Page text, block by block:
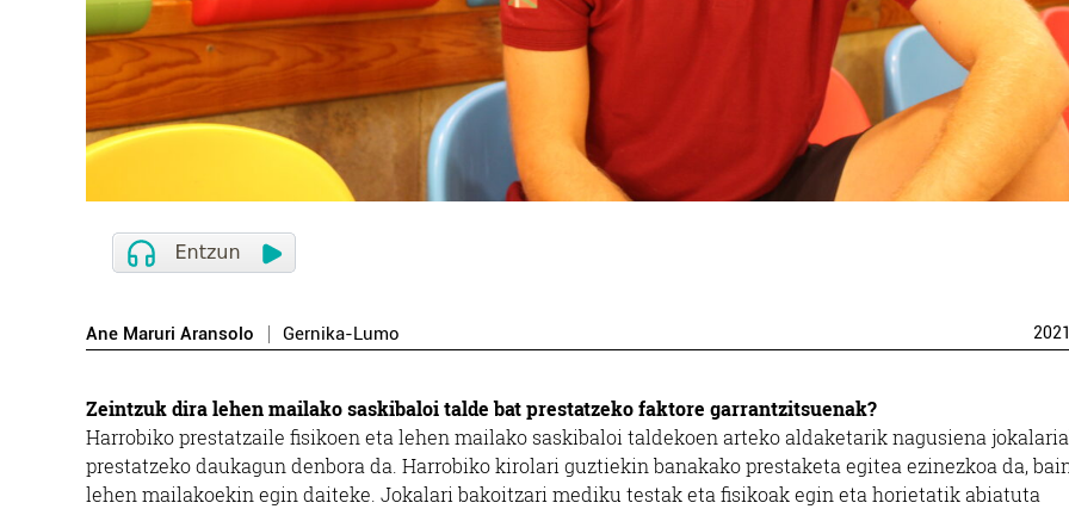
Ane Maruri Aransolo Gernika-Lumo 2021
Zeintzuk dira lehen mailako saskibaloi talde bat prestatzeko faktore garrantzitsuenak?
Harrobiko prestatzaile fisikoen eta lehen mailako saskibaloi taldekoen arteko aldaketarik nagusiena
prestatzeko daukagun denbora da. Harrobiko kirolari guztiekin banakako prestaketa egitea ezinezkoa da,
lehen mailakoekin egin daiteke. Jokalari bakoitzari mediku testak eta fisikoak egin eta horietatik abiatuta